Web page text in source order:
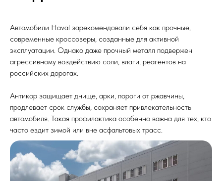
Автомобили Haval зарекомендовали себя как прочные,
современные кроссоверы, созданные для активной
эксплуатации. Однако даже прочный металл подвержен
агрессивному воздействию соли, влаги, реагентов на
российских дорогах.
Антикор защищает днище, арки, пороги от ржавчины,
продлевает срок службы, сохраняет привлекательность
автомобиля. Такая профилактика особенно важна для тех, кто
часто ездит зимой или вне асфальтовых трасс.